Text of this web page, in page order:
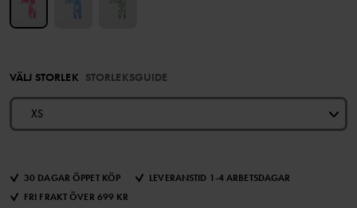
VÄLJ STORLEK STORLEKSGUIDE
XS
30 DAGAR ÖPPET KÖP
LEVERANSTID 1-4 ARBETSDAGAR
FRI FRAKT ÖVER 699 KR